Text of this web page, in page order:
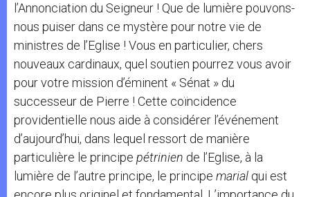
l’Annonciation du Seigneur ! Que de lumière pouvons-
nous puiser dans ce mystère pour notre vie de
ministres de l’Eglise ! Vous en particulier, chers
nouveaux cardinaux, quel soutien pourrez vous avoir
pour votre mission d’éminent « Sénat » du
successeur de Pierre ! Cette coïncidence
providentielle nous aide à considérer l’événement
d’aujourd’hui, dans lequel ressort de manière
particulière le principe pétrinien de l’Eglise, à la
lumière de l’autre principe, le principe marial qui est